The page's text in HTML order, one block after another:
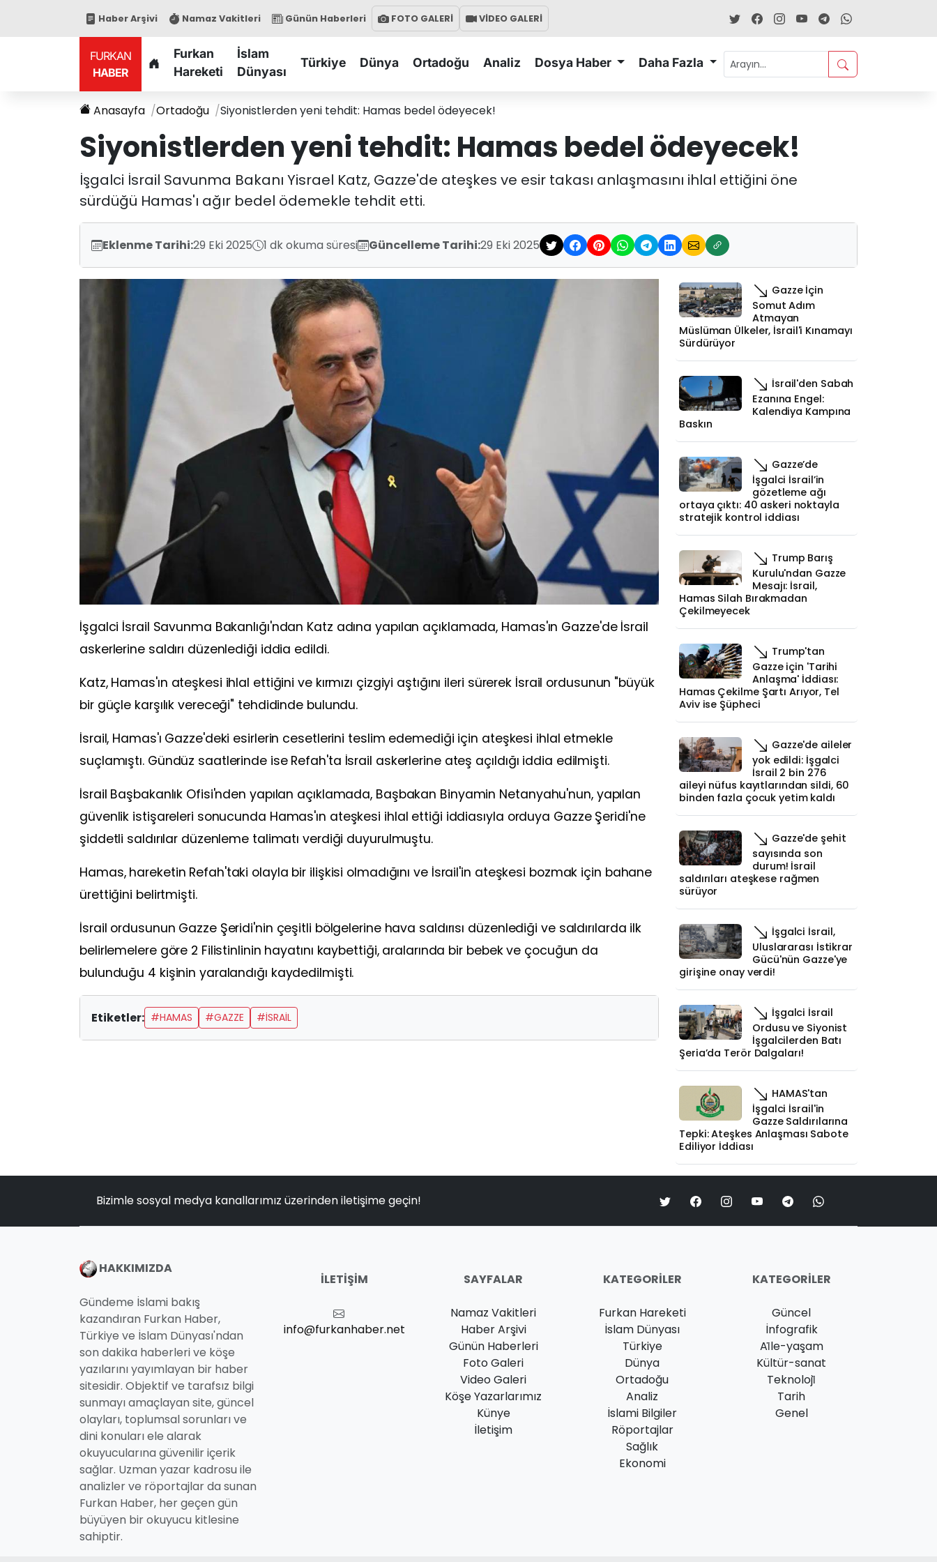
Haber Arşivi Namaz Vakitleri Günün Haberleri FOTO GALERİ VİDEO GALERİ
FURKAN
HABER
Furkan
Hareketi
İslam
Dünyası
Türkiye Dünya Ortadoğu Analiz Dosya Haber Daha Fazla
Anasayfa Ortadoğu Siyonistlerden yeni tehdit: Hamas bedel ödeyecek!
Siyonistlerden yeni tehdit: Hamas bedel ödeyecek!
İşgalci İsrail Savunma Bakanı Yisrael Katz, Gazze'de ateşkes ve esir takası anlaşmasını ihlal ettiğini öne
sürdüğü Hamas'ı ağır bedel ödemekle tehdit etti.
Eklenme Tarihi:29 Eki 2025 1 dk okuma süresi Güncelleme Tarihi:29 Eki 2025
İşgalci İsrail Savunma Bakanlığı'ndan Katz adına yapılan açıklamada, Hamas'ın Gazze'de İsrail
askerlerine saldırı düzenlediği iddia edildi.
Katz, Hamas'ın ateşkesi ihlal ettiğini ve kırmızı çizgiyi aştığını ileri sürerek İsrail ordusunun "büyük
bir güçle karşılık vereceği" tehdidinde bulundu.
İsrail, Hamas'ı Gazze'deki esirlerin cesetlerini teslim edemediği için ateşkesi ihlal etmekle
suçlamıştı. Gündüz saatlerinde ise Refah'ta İsrail askerlerine ateş açıldığı iddia edilmişti.
İsrail Başbakanlık Ofisi'nden yapılan açıklamada, Başbakan Binyamin Netanyahu'nun, yapılan
güvenlik istişareleri sonucunda Hamas'ın ateşkesi ihlal ettiği iddiasıyla orduya Gazze Şeridi'ne
şiddetli saldırılar düzenleme talimatı verdiği duyurulmuştu.
Hamas, hareketin Refah'taki olayla bir ilişkisi olmadığını ve İsrail'in ateşkesi bozmak için bahane
ürettiğini belirtmişti.
İsrail ordusunun Gazze Şeridi'nin çeşitli bölgelerine hava saldırısı düzenlediği ve saldırılarda ilk
belirlemelere göre 2 Filistinlinin hayatını kaybettiği, aralarında bir bebek ve çocuğun da
bulunduğu 4 kişinin yaralandığı kaydedilmişti.
Etiketler: #HAMAS #GAZZE #ISRAIL
Gazze İçin
Somut Adım
Atmayan
Müslüman Ülkeler, İsrail'i Kınamayı
Sürdürüyor
İsrail'den Sabah
Ezanına Engel:
Kalendiya Kampına
Baskın
Gazze’de
İşgalci İsrail’in
gözetleme ağı
ortaya çıktı: 40 askeri noktayla
stratejik kontrol iddiası
Trump Barış
Kurulu'ndan Gazze
Mesajı: İsrail,
Hamas Silah Bırakmadan
Çekilmeyecek
Trump'tan
Gazze için 'Tarihi
Anlaşma' İddiası:
Hamas Çekilme Şartı Arıyor, Tel
Aviv ise Şüpheci
Gazze'de aileler
yok edildi: İşgalci
İsrail 2 bin 276
aileyi nüfus kayıtlarından sildi, 60
binden fazla çocuk yetim kaldı
Gazze'de şehit
sayısında son
durum! İsrail
saldırıları ateşkese rağmen
sürüyor
İşgalci İsrail,
Uluslararası İstikrar
Gücü'nün Gazze'ye
girişine onay verdi!
İşgalci İsrail
Ordusu ve Siyonist
İşgalcilerden Batı
Şeria’da Terör Dalgaları!
HAMAS'tan
İşgalci İsrail'in
Gazze Saldırılarına
Tepki: Ateşkes Anlaşması Sabote
Ediliyor İddiası
Bizimle sosyal medya kanallarımız üzerinden iletişime geçin!
HAKKIMIZDA
Gündeme İslami bakış
kazandıran Furkan Haber,
Türkiye ve İslam Dünyası'ndan
son dakika haberleri ve köşe
yazılarını yayımlayan bir haber
sitesidir. Objektif ve tarafsız bilgi
sunmayı amaçlayan site, güncel
olayları, toplumsal sorunları ve
dini konuları ele alarak
okuyucularına güvenilir içerik
sağlar. Uzman yazar kadrosu ile
analizler ve röportajlar da sunan
Furkan Haber, her geçen gün
büyüyen bir okuyucu kitlesine
sahiptir.
İLETIŞIM
info@furkanhaber.net
SAYFALAR
Namaz Vakitleri
Haber Arşivi
Günün Haberleri
Foto Galeri
Video Galeri
Köşe Yazarlarımız
Künye
İletişim
KATEGORILER
Furkan Hareketi
İslam Dünyası
Türkiye
Dünya
Ortadoğu
Analiz
İslami Bilgiler
Röportajlar
Sağlık
Ekonomi
KATEGORILER
Güncel
İnfografik
Ai̇le-yaşam
Kültür-sanat
Teknoloji̇
Tarih
Genel